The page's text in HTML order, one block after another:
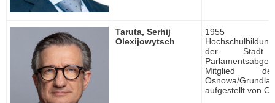
Taruta, Serhij
Olexijowytsch
1955
der Stadt
Mitglied
Osnowa/
aufgestellt von